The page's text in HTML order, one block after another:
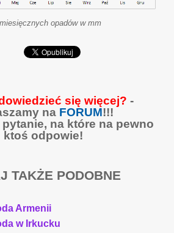
opadów w mm
się więcej? -
na FORUM!!!
pytanie, na które na pewno
ktoś odpowie!
TAKŻE PODOBNE
Armenii
w Irkucku